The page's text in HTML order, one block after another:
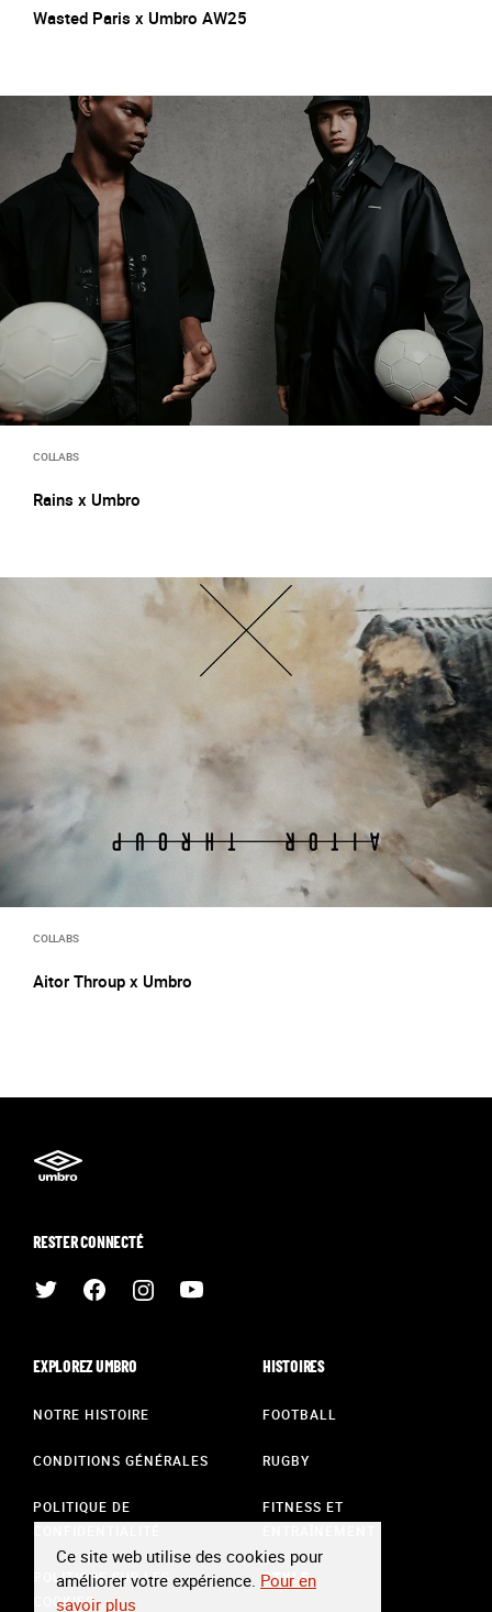
Wasted Paris x Umbro AW25
COLLABS
Rains x Umbro
COLLABS
Aitor Throup x Umbro
RESTER CONNECTÉ
EXPLOREZ UMBRO
NOTRE HISTOIRE
CONDITIONS GÉNÉRALES
POLITIQUE DE
POLITIQUE SUR LES
COOKIES
HISTOIRES
FOOTBALL
RUGBY
FITNESS ET
STYLE
Ce site web utilise des cookies pour
améliorer votre expérience. Pour en
savoir plus